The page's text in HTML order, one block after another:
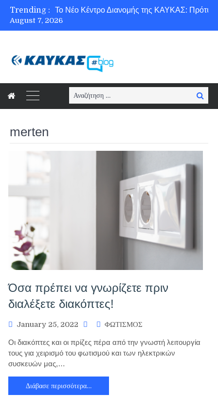
Trending :
Ασφάλεια στο Διαδίκτυο για όλους!
August 7, 2026
Search
for:
merten
Όσα πρέπει να γνωρίζετε πριν
διαλέξετε διακόπτες!
January 25, 2022 ΦΩΤΙΣΜΟΣ
Οι διακόπτες και οι πρίζες πέρα από την γνωστή λειτουργία
τους για χειρισμό του φωτισμού και των ηλεκτρικών
συσκευών μας,…
Διάβασε περισσότερα…